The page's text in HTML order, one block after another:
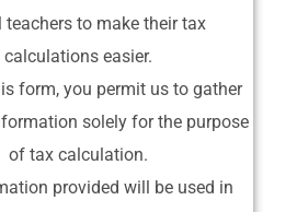
teachers to make their tax
calculations easier.
form, you permit us to gather
solely for the purpose
of tax calculation.
provided will be used in